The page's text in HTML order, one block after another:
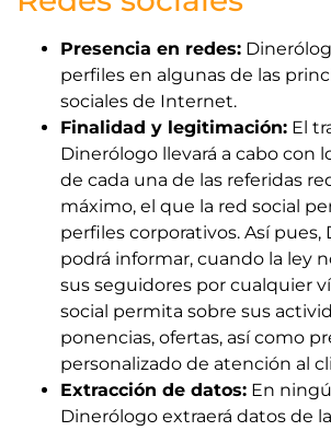
Presencia en redes:
perfiles en algunas de las
sociales de Internet.
Finalidad y legitimación: El
Dinerólogo llevará a cabo con
de cada una de las referidas
máximo, el que la red social
perfiles corporativos. Así pues,
podrá informar, cuando la ley
sus seguidores por cualquier
social permita sobre sus
ponencias, ofertas, así como
personalizado de atención al
Extracción de datos: En
Dinerólogo extraerá datos de